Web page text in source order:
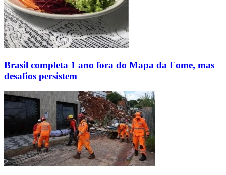
Brasil completa 1 ano fora do Mapa da Fome, mas
desafios persistem